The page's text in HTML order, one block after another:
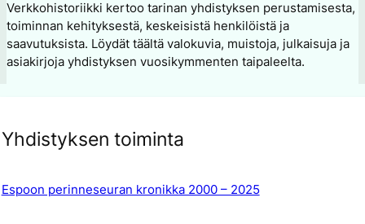
Verkkohistoriikki kertoo tarinan yhdistyksen perustamisesta,
toiminnan kehityksestä, keskeisistä henkilöistä ja
saavutuksista. Löydät täältä valokuvia, muistoja, julkaisuja ja
asiakirjoja yhdistyksen vuosikymmenten taipaleelta.
Yhdistyksen toiminta
Espoon perinneseuran kronikka 2000 – 2025